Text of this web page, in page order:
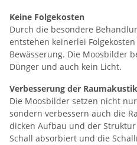
Keine Folgekosten
Durch die besondere
entstehen keinerlei
Bewässerung. Die Moosbilder
Dünger und auch kein Licht.
Verbesserung der Raumakustik
Die Moosbilder setzen nicht
sondern verbessern auch die
dicken Aufbau und der
Schall absorbiert und die